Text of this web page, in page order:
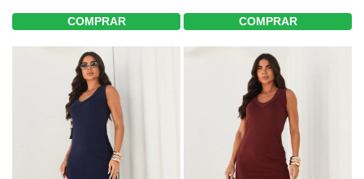
COMPRAR COMPRAR